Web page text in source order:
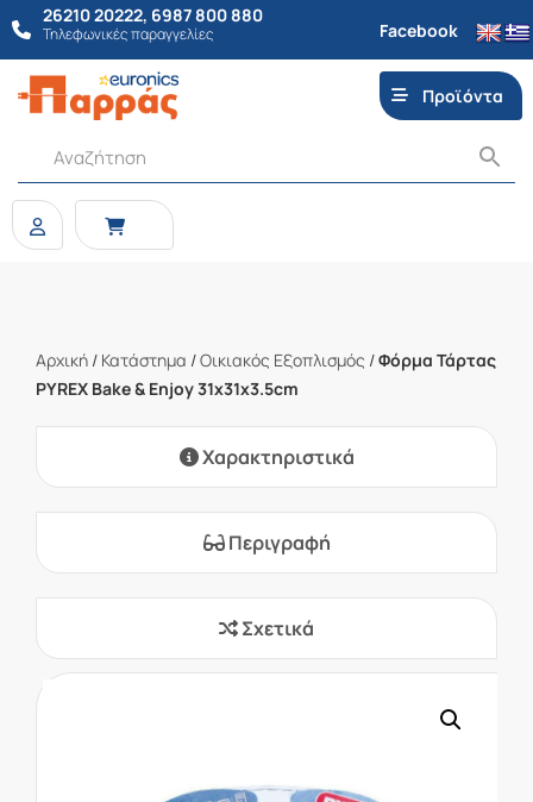
26210 20222, 6987 800 880
Τηλεφωνικές παραγγελίες Facebook
Προϊόντα
Αρχική / Κατάστημα /Οικιακός Εξοπλισμός /Φόρμα Τάρτας
PYREX Bake & Enjoy 31x31x3.5cm
Χαρακτηριστικά
Περιγραφή
Σχετικά